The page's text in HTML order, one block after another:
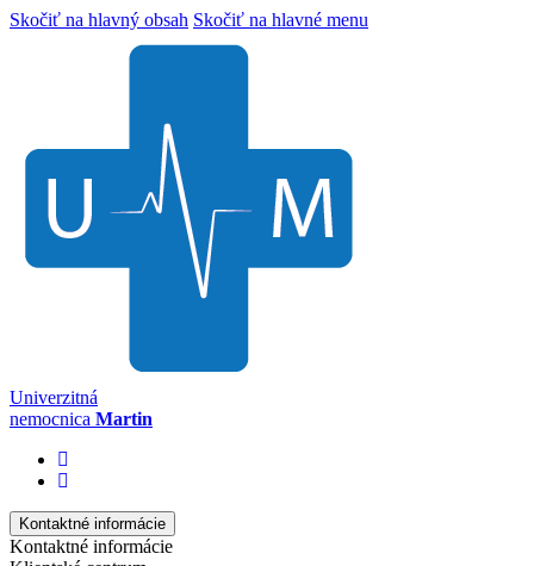
Skočiť na hlavný obsah Skočiť na hlavné menu
Univerzitná
nemocnica Martin
Kontaktné informácie
Kontaktné informácie